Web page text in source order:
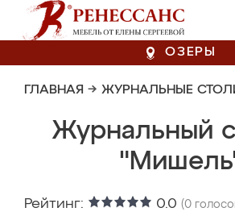
ОЗЕРЫ
ГЛАВНАЯ → ЖУРНАЛЬНЫЕ
Журнальный
Рейтинг: 0.0 (0